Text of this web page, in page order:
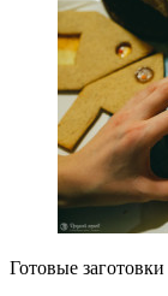
Готовые